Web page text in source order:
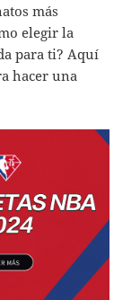
más
elegir la
para ti? Aquí
hacer una